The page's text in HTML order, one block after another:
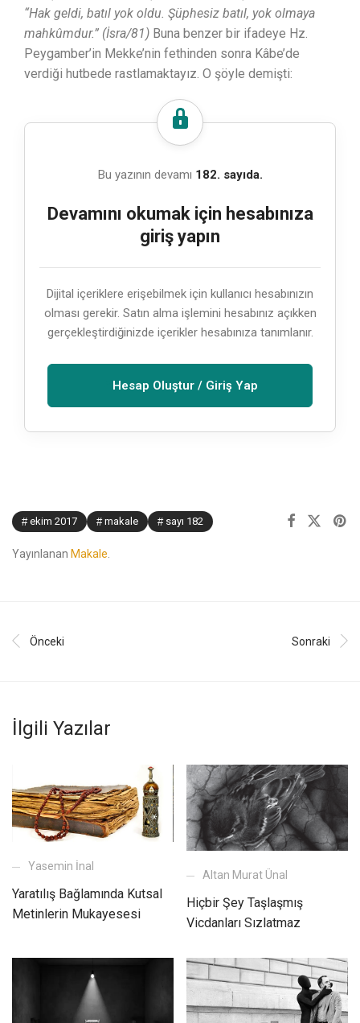
“Hak geldi, batıl yok oldu. Şüphesiz batıl, yok olmaya
mahkûmdur.” (İsra/81) Buna benzer bir ifadeye Hz.
Peygamber’in Mekke’nin fethinden sonra Kâbe’de
verdiği hutbede rastlamaktayız. O şöyle demişti:
Bu yazının devamı 182. sayıda.
Devamını okumak için hesabınıza
giriş yapın
Dijital içeriklere erişebilmek için kullanıcı hesabınızın
olması gerekir. Satın alma işlemini hesabınız açıkken
gerçekleştirdiğinizde içerikler hesabınıza tanımlanır.
Hesap Oluştur / Giriş Yap
ekim 2017 makale sayı 182
Yayınlanan Makale
Önceki Sonraki
İlgili Yazılar
Yasemin İnal
Yaratılış Bağlamında Kutsal
Metinlerin Mukayesesi
Altan Murat Ünal
Hiçbir Şey Taşlaşmış
Vicdanları Sızlatmaz